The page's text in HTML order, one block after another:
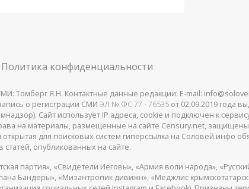
Политика конфиденциальности
Томберг Я.Н. Контактные данные редакции: E-mail:
о регистрации СМИ ЭЛ № ФС 77 - 76535 от 02.09.2019 года
Сайт использует IP адреса, cookie и подключен к
на материалы, размещенные на сайте Censury.net,
для поисковых систем гиперссылка на Соловей.инфо
опубликованных на сайте.
партия», «Свидетели Иеговы», «Армия воли народа»,
Бандеры», «Мизантропик дивижн», «Меджлис